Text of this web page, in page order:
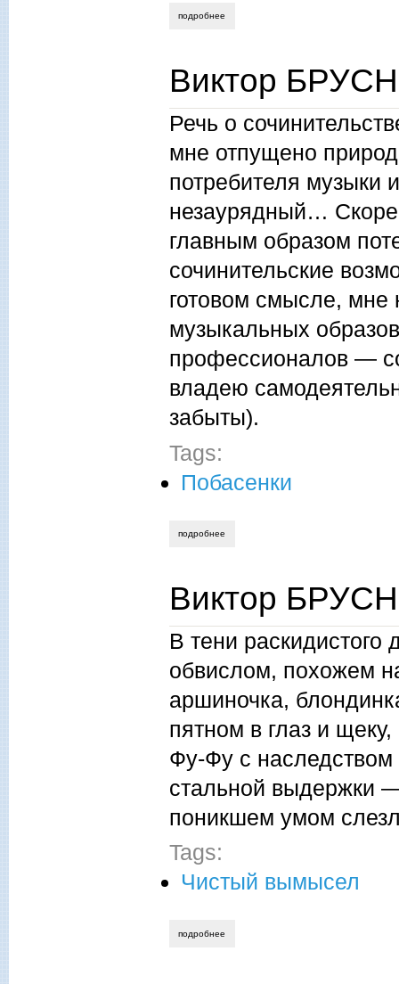
подробнее
Виктор
Речь о
мне отпущено
потребителя
незаурядный…
главным образом
сочинительские
готовом смысле, мне
музыкальных
профессионалов —
владею
забыты).
Tags:
Побасенки
подробнее
Виктор
В тени раскидистого
обвислом, похожем
аршиночка,
пятном в глаз и
Фу-Фу с наследством
стальной выдержки
поникшем умом
Tags:
Чистый вымысел
подробнее